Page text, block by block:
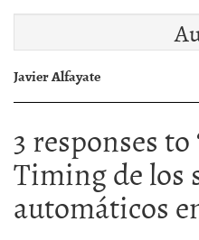
Javier Alfayate
3 responses to
Timing de los
automáticos